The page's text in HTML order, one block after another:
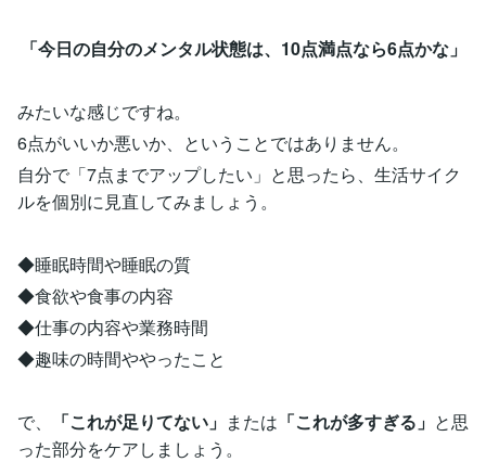
「今日の自分のメンタル状態は、10点満点なら6点かな」
みたいな感じですね。
6点がいいか悪いか、ということではありません。
自分で「7点までアップしたい」と思ったら、生活サイク
ルを個別に見直してみましょう。
◆睡眠時間や睡眠の質
◆食欲や食事の内容
◆仕事の内容や業務時間
◆趣味の時間ややったこと
で、 「これが足りてない」 または 「これが多すぎる」 と思
った部分をケアしましょう。